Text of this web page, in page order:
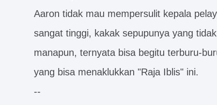
Aaron tidak mau mempersulit kepala
sangat tinggi, kakak sepupunya yang
manapun, ternyata bisa begitu terburu-
yang bisa menaklukkan "Raja Iblis" ini.
--